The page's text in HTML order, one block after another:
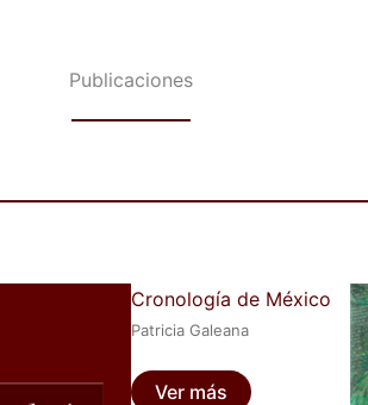
Publicaciones
Cronología de México
Patricia Galeana
Ver más